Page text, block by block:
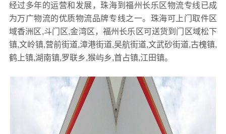
经过多年的运营和发展，珠海到福州长乐区物流专线已成
为万广物流的优质物流品牌专线之一。珠海可上门取件区
域香洲区,斗门区,金湾区，福州长乐区可送货到门区域松下
镇,文岭镇,营前街道,漳港街道,吴航街道,文武砂街道,古槐镇,
鹤上镇,湖南镇,罗联乡,猴屿乡,首占镇,江田镇。